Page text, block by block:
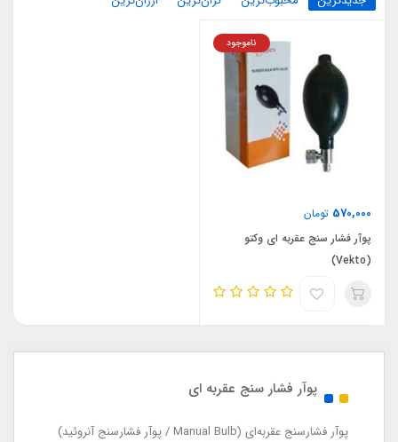
570,000 تومان
ناموجود
پوآر فشار سنج عقربه ای وکتو
(Vekto)
پوآر فشار سنج عقربه ای
پوآر فشارسنج عقربه‌ای (Manual Bulb / پوآر فشارسنج آنروئید)